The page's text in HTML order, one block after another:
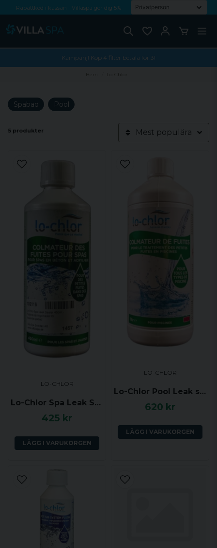
Rabattkod i kassan - Villaspa ger dig 5%
Kampanj! Köp 4 filter betala för 3!
Hem
Spabad Pool
5 produkter Mest populära
LO-CHLOR
Lo-Chlor Spa Leak Sealer 450ml - Flytande tätningsmedel för läckande spabad
425 kr
LÄGG I VARUKORGEN
LO-CHLOR
Lo-Chlor Pool Leak sealer 1000ml - Flytande tätningsmedel för läckande pooler
620 kr
LÄGG I VARUKORGEN